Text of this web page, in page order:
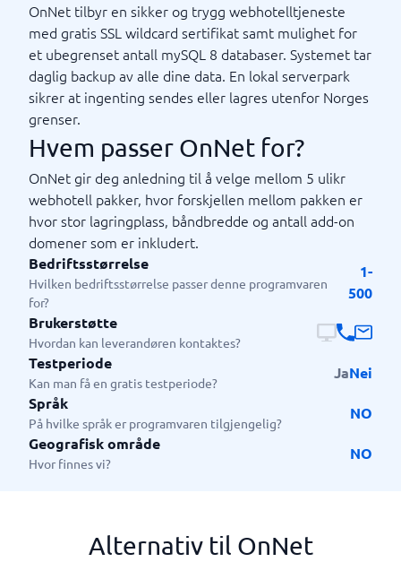
OnNet tilbyr en sikker og trygg webhotelltjeneste
med gratis SSL wildcard sertifikat samt mulighet for
et ubegrenset antall mySQL 8 databaser. Systemet tar
daglig backup av alle dine data. En lokal serverpark
sikrer at ingenting sendes eller lagres utenfor Norges
grenser.
Hvem passer OnNet for?
OnNet gir deg anledning til å velge mellom 5 ulikr
webhotell pakker, hvor forskjellen mellom pakken er
hvor stor lagringplass, båndbredde og antall add-on
domener som er inkludert.
Bedriftsstørrelse
Hvilken bedriftsstørrelse passer denne programvaren
for?
1-
500
Brukerstøtte
Hvordan kan leverandøren kontaktes?
Testperiode
Kan man få en gratis testperiode?
JaNei
Språk
På hvilke språk er programvaren tilgjengelig?
NO
Geografisk område
Hvor finnes vi?
NO
Alternativ til OnNet